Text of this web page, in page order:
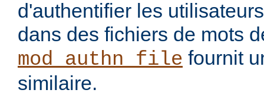
d'authentifier les
dans des fichiers de mots
mod_authn_file fournit
similaire.